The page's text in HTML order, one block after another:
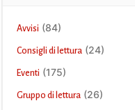
Avvisi (84)
Consigli di lettura (24)
Eventi (175)
Gruppo di lettura (26)